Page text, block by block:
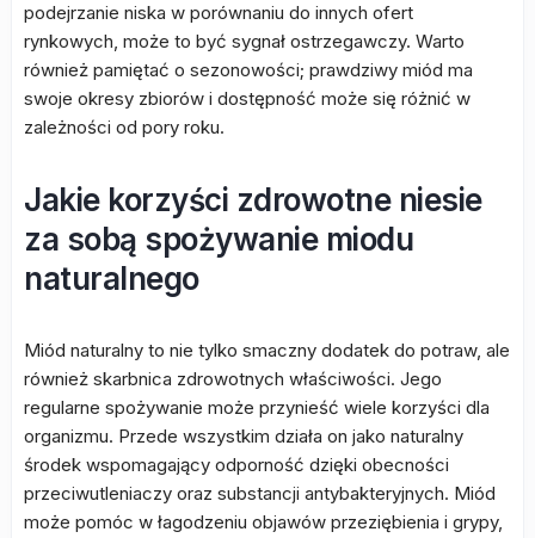
podejrzanie niska w porównaniu do innych ofert
rynkowych, może to być sygnał ostrzegawczy. Warto
również pamiętać o sezonowości; prawdziwy miód ma
swoje okresy zbiorów i dostępność może się różnić w
zależności od pory roku.
Jakie korzyści zdrowotne niesie
za sobą spożywanie miodu
naturalnego
Miód naturalny to nie tylko smaczny dodatek do potraw, ale
również skarbnica zdrowotnych właściwości. Jego
regularne spożywanie może przynieść wiele korzyści dla
organizmu. Przede wszystkim działa on jako naturalny
środek wspomagający odporność dzięki obecności
przeciwutleniaczy oraz substancji antybakteryjnych. Miód
może pomóc w łagodzeniu objawów przeziębienia i grypy,